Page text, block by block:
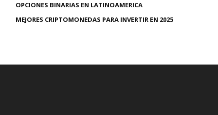
OPCIONES BINARIAS EN LATINOAMERICA
MEJORES CRIPTOMONEDAS PARA INVERTIR EN 2025